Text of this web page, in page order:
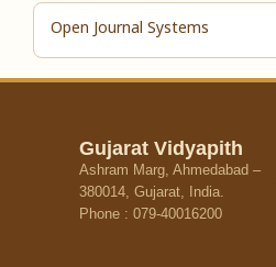
Open Journal Systems
Gujarat Vidyapith
Ashram Marg, Ahmedabad –
380014, Gujarat, India.
Phone : 079-40016200